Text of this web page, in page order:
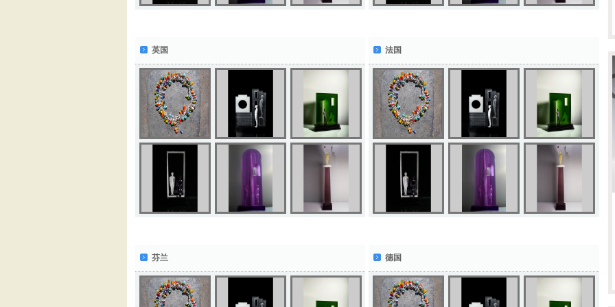
英国 法国
芬兰 德国